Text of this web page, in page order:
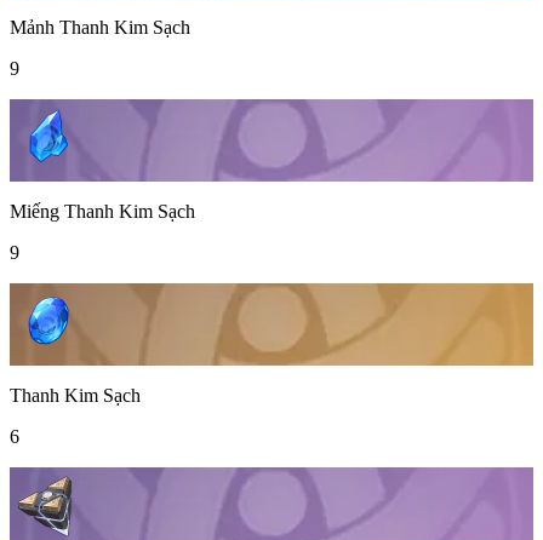
Mảnh Thanh Kim Sạch
9
Miếng Thanh Kim Sạch
9
Thanh Kim Sạch
6